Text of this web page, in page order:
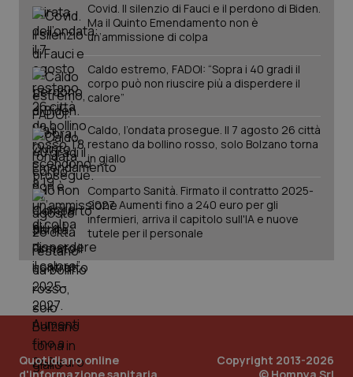
Covid. Il silenzio di Fauci e il perdono di Biden.
Ma il Quinto Emendamento non è
un’ammissione di colpa
Caldo estremo, FADOI: “Sopra i 40 gradi il
corpo può non riuscire più a disperdere il
calore”
Caldo, l’ondata prosegue. Il 7 agosto 26 città
restano da bollino rosso, solo Bolzano torna
in giallo
Comparto Sanità. Firmato il contratto 2025-
2027. Aumenti fino a 240 euro per gli
infermieri, arriva il capitolo sull'IA e nuove
tutele per il personale
Quotidiano online
Copyright 2013-2026
PHPSESSID
PHP.net
www.quotidianosanita.it